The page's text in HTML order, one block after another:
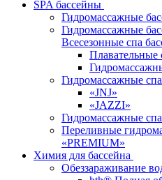
SPA бассейны
Гидромассажные
Гидромассажные
Всесезонные спа
Плавательные
Гидромассажные
«JNJ»
«JAZZI»
Гидромассажные
Переливные
«PREMIUM»
Химия для бассейна
Обеззараживание